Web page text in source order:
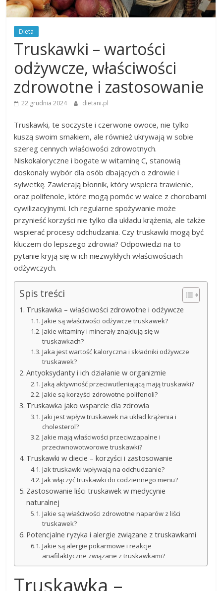
Dieta
Truskawki – wartości
odżywcze, właściwości
zdrowotne i zastosowanie
22 grudnia 2024 dietani.pl
Truskawki, te soczyste i czerwone owoce, nie tylko
kuszą swoim smakiem, ale również ukrywają w sobie
szereg cennych właściwości zdrowotnych.
Niskokaloryczne i bogate w witaminę C, stanowią
doskonały wybór dla osób dbających o zdrowie i
sylwetkę. Zawierają błonnik, który wspiera trawienie,
oraz polifenole, które mogą pomóc w walce z chorobami
cywilizacyjnymi. Ich regularne spożywanie może
przynieść korzyści nie tylko dla układu krążenia, ale także
wspierać procesy odchudzania. Czy truskawki mogą być
kluczem do lepszego zdrowia? Odpowiedzi na to
pytanie kryją się w ich niezwykłych właściwościach
odżywczych.
Spis treści
Truskawka – właściwości zdrowotne i odżywcze
Jakie są właściwości odżywcze truskawek?
Jakie witaminy i minerały znajdują się w
truskawkach?
Jaka jest wartość kaloryczna i składniki odżywcze
truskawek?
Antyoksydanty i ich działanie w organizmie
Jaką aktywność przeciwutleniającą mają truskawki?
Jakie są korzyści zdrowotne polifenoli?
Truskawka jako wsparcie dla zdrowia
Jaki jest wpływ truskawek na układ krążenia i
cholesterol?
Jakie mają właściwości przeciwzapalne i
przeciwnowotworowe truskawki?
Truskawki w diecie – korzyści i zastosowanie
Jak truskawki wpływają na odchudzanie?
Jak włączyć truskawki do codziennego menu?
Zastosowanie liści truskawek w medycynie
naturalnej
Jakie są właściwości zdrowotne naparów z liści
truskawek?
Potencjalne ryzyka i alergie związane z truskawkami
Jakie są alergie pokarmowe i reakcje
anafilaktyczne związane z truskawkami?
Truskawka –